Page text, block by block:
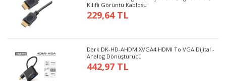
Kılıflı Görüntü Kablosu
229,64 TL
Dark DK-HD-AHDMIXVGA4 HDMI To VGA Dijital -
Analog Dönüştürücü
442,97 TL